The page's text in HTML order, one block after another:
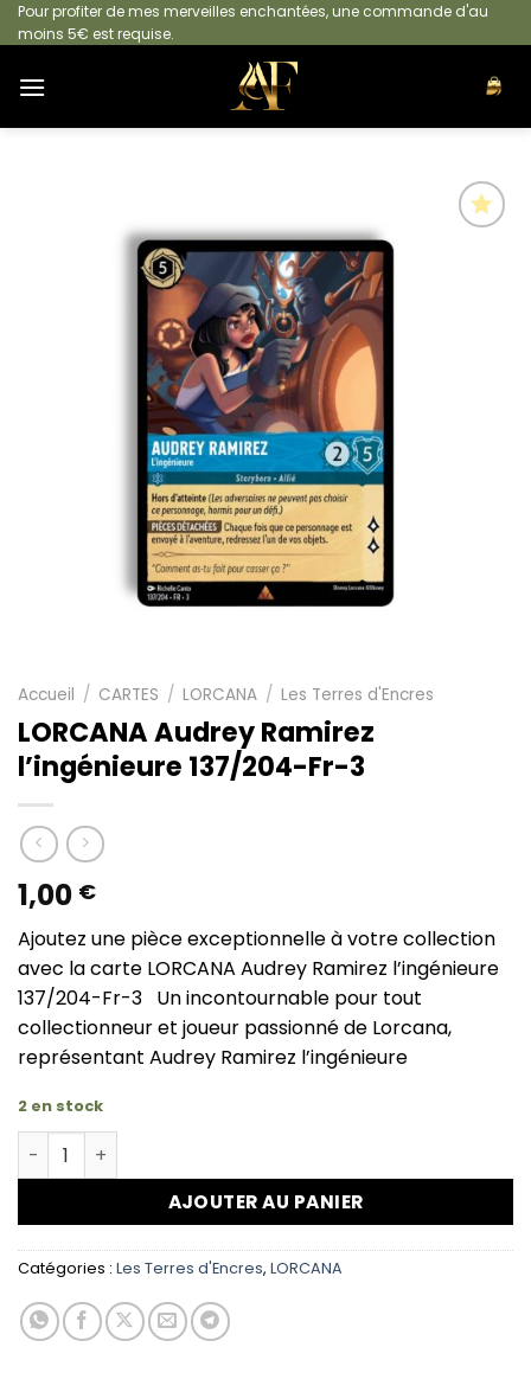
Passer
au
contenu
Pour profiter de mes merveilles enchantées, une commande d'au
moins 5€ est requise.
Accueil / CARTES / LORCANA / Les Terres d'Encres
LORCANA Audrey Ramirez
l’ingénieure 137/204-Fr-3
1,00 €
Ajoutez une pièce exceptionnelle à votre collection
avec la carte LORCANA Audrey Ramirez l’ingénieure
137/204-Fr-3 Un incontournable pour tout
collectionneur et joueur passionné de Lorcana,
représentant Audrey Ramirez l’ingénieure
2 en stock
quantité de LORCANA Audrey Ramirez l'ingénieure 137/
AJOUTER AU PANIER
Catégories : Les Terres d'Encres, LORCANA